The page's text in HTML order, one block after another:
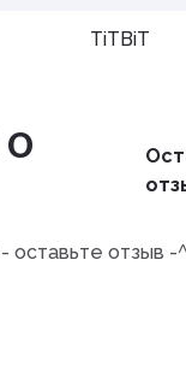
TiTBiT
оставьте отзыв -